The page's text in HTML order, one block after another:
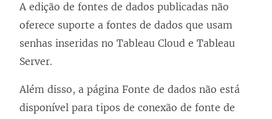
A edição de fontes de dados publicadas não
oferece suporte a fontes de dados que usam
senhas inseridas no Tableau Cloud e Tableau
Server.
Além disso, a página Fonte de dados não está
disponível para tipos de conexão de fonte de